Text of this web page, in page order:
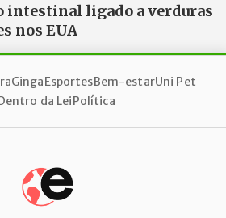
intestinal ligado a verduras
nos EUA
GingaEsportesBem-estarUni Pet
da LeiPolítica